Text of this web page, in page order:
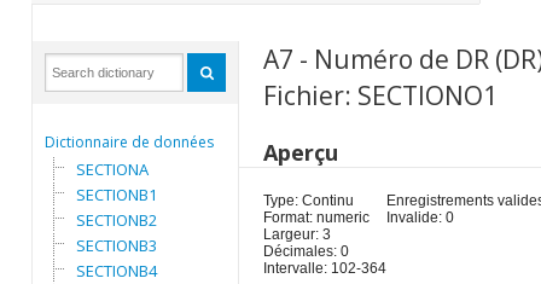
Dictionnaire de données
SECTIONA
SECTIONB1
SECTIONB2
SECTIONB3
SECTIONB4
A7 - Numéro de DR
Fichier: SECTIONO1
Aperçu
Type: Continu
Format: numeric
Largeur: 3
Décimales: 0
Intervalle: 102-364
Enregistrements
Invalide: 0